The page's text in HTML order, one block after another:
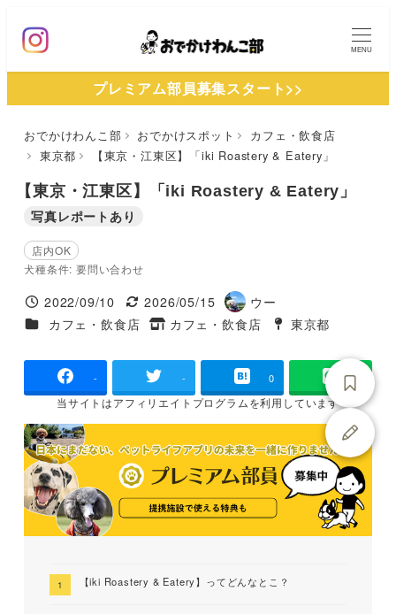
ン
MENU
プレミアム部員募集スタート>>
おでかけわんこ部 おでかけスポット
カフェ・飲食店
東京都
【東京・江東区】「iki Roastery & Eatery」
【東京・江東区】「iki Roastery & Eatery」
写真レポートあり
店内OK
犬種条件: 要問い合わせ
投稿日
2022/09/10
更新日
2026/05/15
著
者
ウー
施設ジャンル
カフェ・飲食店
タグ
カフェ・飲食店
タグ
東京都
- - 0
当サイトはアフィリエイトプログラムを利用しています
【iki Roastery & Eatery】ってどんなとこ？